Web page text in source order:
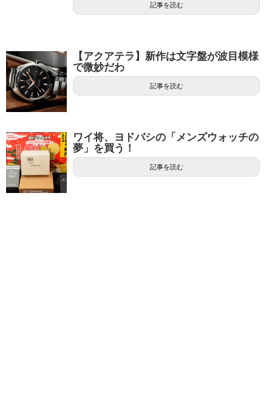
記事を読む
【アクアテラ】新作は文字盤が波目模様
で微妙だわ
記事を読む
ワイ将、ヨドバシの「メンズウォッチの
夢」を買う！
記事を読む